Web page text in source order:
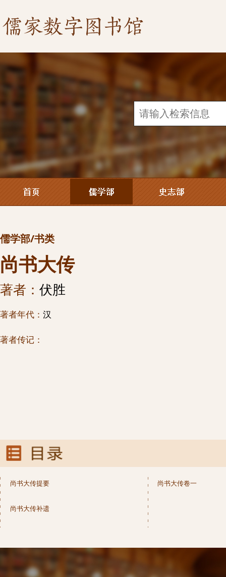
儒学部/书类
尚书大传
著者： 伏胜
著者年代： 汉
著者传记：
尚书大传提要 尚书大传卷一
尚书大传补遗